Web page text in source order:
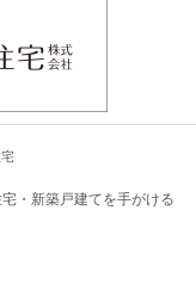
・新築戸建てを手がける